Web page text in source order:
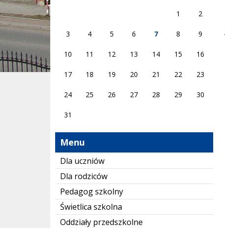
1 2
3 4 5 6 7 8 9
10 11 12 13 14 15 16
17 18 19 20 21 22 23
24 25 26 27 28 29 30
31
Menu
Dla uczniów
Dla rodziców
Pedagog szkolny
Świetlica szkolna
Oddziały przedszkolne